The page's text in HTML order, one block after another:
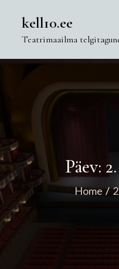
content
kell10.ee
Teatrimaailma
Päev:
Home